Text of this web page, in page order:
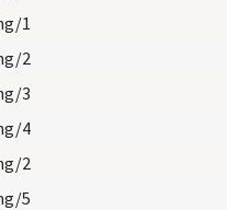
1
2
3
4
2
5